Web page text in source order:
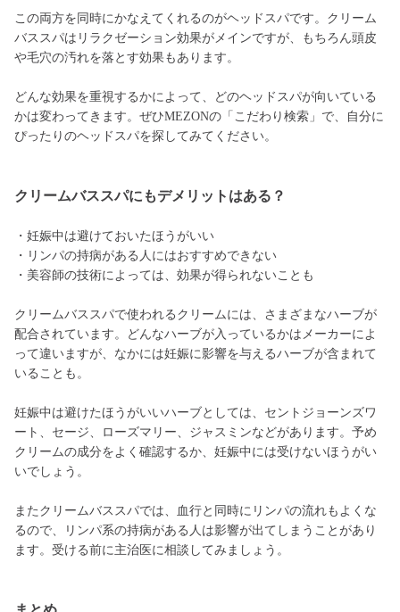
この両方を同時にかなえてくれるのがヘッドスパです。クリーム
バススパはリラクゼーション効果がメインですが、もちろん頭皮
や毛穴の汚れを落とす効果もあります。
どんな効果を重視するかによって、どのヘッドスパが向いている
かは変わってきます。ぜひMEZONの「こだわり検索」で、自分に
ぴったりのヘッドスパを探してみてください。
クリームバススパにもデメリットはある？
・妊娠中は避けておいたほうがいい
・リンパの持病がある人にはおすすめできない
・美容師の技術によっては、効果が得られないことも
クリームバススパで使われるクリームには、さまざまなハーブが
配合されています。どんなハーブが入っているかはメーカーによ
って違いますが、なかには妊娠に影響を与えるハーブが含まれて
いることも。
妊娠中は避けたほうがいいハーブとしては、セントジョーンズワ
ート、セージ、ローズマリー、ジャスミンなどがあります。予め
クリームの成分をよく確認するか、妊娠中には受けないほうがい
いでしょう。
またクリームバススパでは、血行と同時にリンパの流れもよくな
るので、リンパ系の持病がある人は影響が出てしまうことがあり
ます。受ける前に主治医に相談してみましょう。